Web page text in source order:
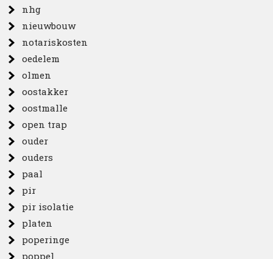
nhg
nieuwbouw
notariskosten
oedelem
olmen
oostakker
oostmalle
open trap
ouder
ouders
paal
pir
pir isolatie
platen
poperinge
poppel